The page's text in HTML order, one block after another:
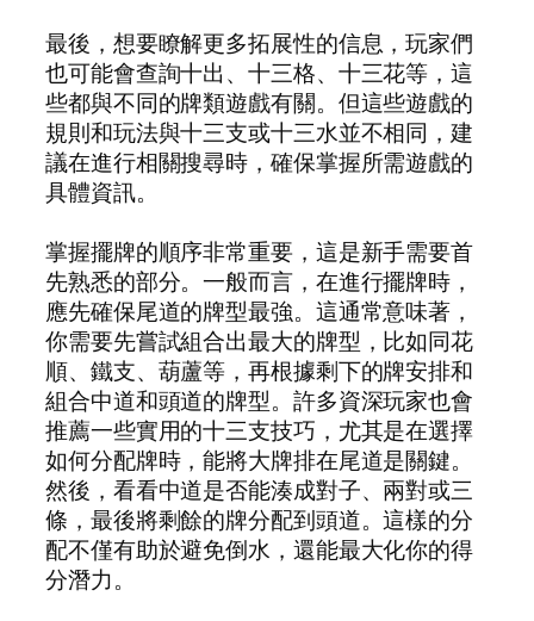
最後，想要瞭解更多拓展性的信息，玩家們
也可能會查詢十出、十三格、十三花等，這
些都與不同的牌類遊戲有關。但這些遊戲的
規則和玩法與十三支或十三水並不相同，建
議在進行相關搜尋時，確保掌握所需遊戲的
具體資訊。
掌握擺牌的順序非常重要，這是新手需要首
先熟悉的部分。一般而言，在進行擺牌時，
應先確保尾道的牌型最強。這通常意味著，
你需要先嘗試組合出最大的牌型，比如同花
順、鐵支、葫蘆等，再根據剩下的牌安排和
組合中道和頭道的牌型。許多資深玩家也會
推薦一些實用的十三支技巧，尤其是在選擇
如何分配牌時，能將大牌排在尾道是關鍵。
然後，看看中道是否能湊成對子、兩對或三
條，最後將剩餘的牌分配到頭道。這樣的分
配不僅有助於避免倒水，還能最大化你的得
分潛力。